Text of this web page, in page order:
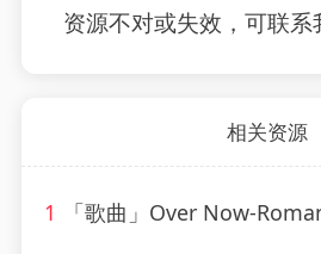
资源不对或失效，可联系
相关资源
1 「歌曲」Over Now-